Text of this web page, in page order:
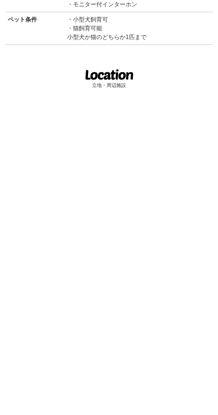
モニター付インターホン
ペット条件
小型犬飼育可
猫飼育可能
小型犬か猫のどちらか1匹まで
立地・周辺施設